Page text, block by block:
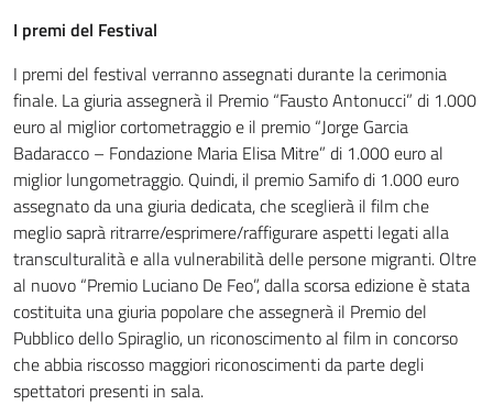
I premi del Festival
I premi del festival verranno assegnati durante la cerimonia
finale. La giuria assegnerà il Premio “Fausto Antonucci” di 1.000
euro al miglior cortometraggio e il premio “Jorge Garcia
Badaracco – Fondazione Maria Elisa Mitre” di 1.000 euro al
miglior lungometraggio. Quindi, il premio Samifo di 1.000 euro
assegnato da una giuria dedicata, che sceglierà il film che
meglio saprà ritrarre/esprimere/raffigurare aspetti legati alla
transculturalità e alla vulnerabilità delle persone migranti. Oltre
al nuovo “Premio Luciano De Feo”, dalla scorsa edizione è stata
costituita una giuria popolare che assegnerà il Premio del
Pubblico dello Spiraglio, un riconoscimento al film in concorso
che abbia riscosso maggiori riconoscimenti da parte degli
spettatori presenti in sala.